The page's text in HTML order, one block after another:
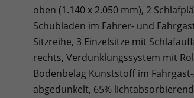
oben (1.140 x 2.050 mm), 2
Schubladen im Fahrer- und
Sitzreihe, 3 Einzelsitze mit
rechts, Verdunklungssystem mit
Bodenbelag Kunststoff im
abgedunkelt, 65%